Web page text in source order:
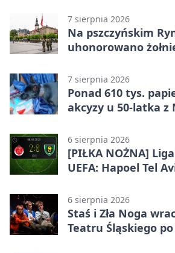
7 sierpnia 2026
Na pszczyńskim
uhonorowano
7 sierpnia 2026
Ponad 610 tys.
akcyzy u 50-latka z
6 sierpnia 2026
[PIŁKA NOŻNA]
UEFA: Hapoel Tel
rundy kwalifikacyjnej
6 sierpnia 2026
Staś i Zła Noga
Teatru Śląskiego